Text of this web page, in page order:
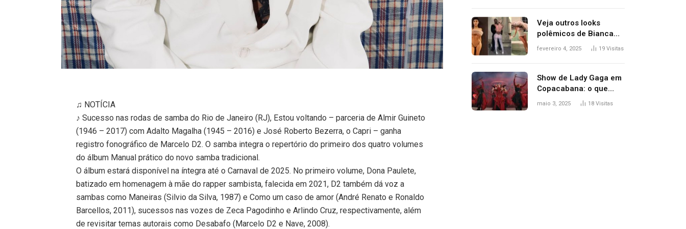
♫ NOTÍCIA
♪ Sucesso nas rodas de samba do Rio de Janeiro (RJ), Estou voltando – parceria de Almir Guineto
(1946 – 2017) com Adalto Magalha (1945 – 2016) e José Roberto Bezerra, o Capri – ganha
registro fonográfico de Marcelo D2. O samba integra o repertório do primeiro dos quatro volumes
do álbum Manual prático do novo samba tradicional.
O álbum estará disponível na íntegra até o Carnaval de 2025. No primeiro volume, Dona Paulete,
batizado em homenagem à mãe do rapper sambista, falecida em 2021, D2 também dá voz a
sambas como Maneiras (Silvio da Silva, 1987) e Como um caso de amor (André Renato e Ronaldo
Barcellos, 2011), sucessos nas vozes de Zeca Pagodinho e Arlindo Cruz, respectivamente, além
de revisitar temas autorais como Desabafo (Marcelo D2 e Nave, 2008).
Veja outros looks
polêmicos de Bianca
Censori, esposa de
Grammy 2025
fevereiro 4, 2025 19 Visitas
Show de Lady Gaga em
Copacabana: o que
esperar, horários,
maio 3, 2025 18 Visitas